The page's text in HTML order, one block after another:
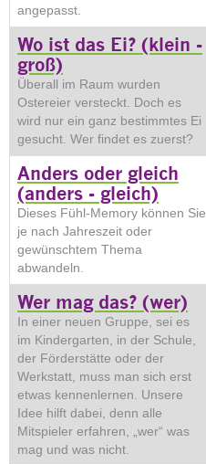
angepasst.
Wo ist das Ei? (klein -
groß)
Überall im Raum wurden
Ostereier versteckt. Doch es
wird nur ein ganz bestimmtes Ei
gesucht. Wer findet es zuerst?
Anders oder gleich
(anders - gleich)
Dieses Fühl-Memory können Sie
je nach Jahreszeit oder
gewünschtem Thema
abwandeln.
Wer mag das? (wer)
In einer neuen Gruppe, sei es
im Kindergarten, in der Schule,
der Förderstätte oder der
Werkstatt, muss man sich erst
etwas kennenlernen. Unsere
Idee hilft dabei, denn alle
Mitspieler erfahren, „wer“ was
mag und was nicht.